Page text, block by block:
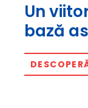
Un
bază